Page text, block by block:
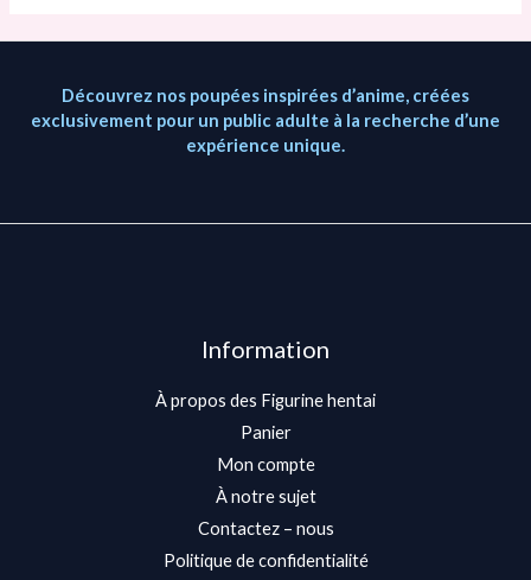
Découvrez nos poupées inspirées d’anime, créées
exclusivement pour un public adulte à la recherche d’une
expérience unique.
Information
À propos des Figurine hentai
Panier
Mon compte
À notre sujet
Contactez – nous
Politique de confidentialité